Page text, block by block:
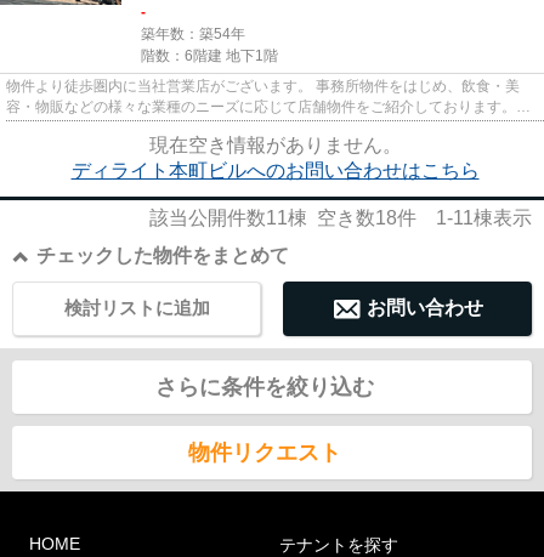
-
築年数：築54年
階数：6階建 地下1階
物件より徒歩圏内に当社営業店がございます。 事務所物件をはじめ、飲食・美
容・物販などの様々な業種のニーズに応じて店舗物件をご紹介しております。
尚、弊社ではおとり広告は一切...
現在空き情報がありません。
ディライト本町ビルへのお問い合わせはこちら
該当公開件数11棟 空き数18件 1-11棟表示
チェックした物件をまとめて
お問い合わせ
検討リストに追加
さらに条件を絞り込む
物件リクエスト
HOME テナントを探す